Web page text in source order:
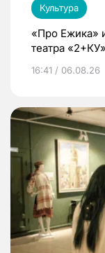
Культура
«Про Ежика»
театра «2+КУ»
16:41 / 06.08.26